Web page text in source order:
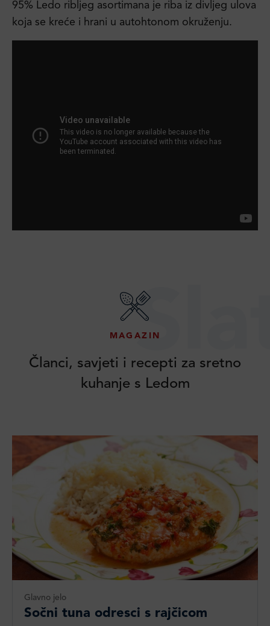
95% Ledo ribljeg asortimana je riba iz divljeg ulova
koja se kreće i hrani u autohtonom okruženju.
MAGAZIN
Članci, savjeti i recepti za sretno
kuhanje s Ledom
Glavno jelo
Sočni tuna odresci s rajčicom